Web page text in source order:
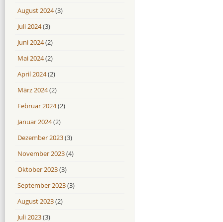
August 2024(3)
Juli 2024(3)
Juni 2024(2)
Mai 2024(2)
April 2024(2)
März 2024(2)
Februar 2024(2)
Januar 2024(2)
Dezember 2023(3)
November 2023(4)
Oktober 2023(3)
September 2023(3)
August 2023(2)
Juli 2023(3)